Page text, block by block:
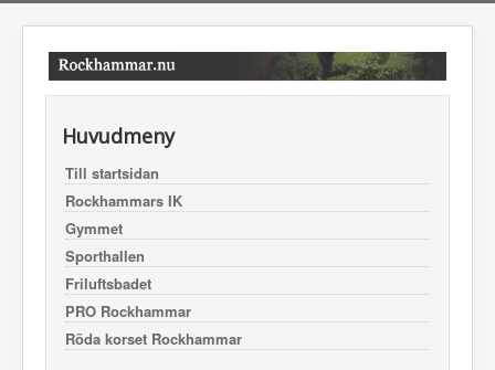
Huvudmeny
Till startsidan
Rockhammars IK
Gymmet
Sporthallen
Friluftsbadet
PRO Rockhammar
Röda korset Rockhammar